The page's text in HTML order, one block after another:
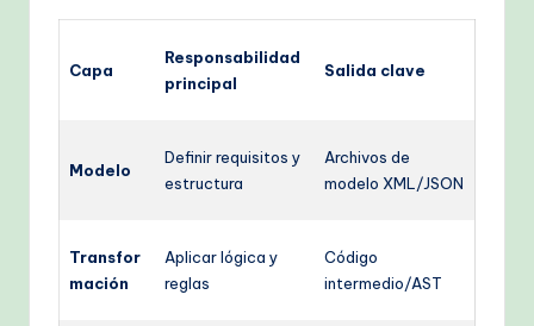
Capa
Responsabilidad
principal
Salida clave
Modelo
Definir requisitos y
estructura
Archivos de
modelo XML/JSON
Transfor
mación
Aplicar lógica y
reglas
Código
intermedio/AST